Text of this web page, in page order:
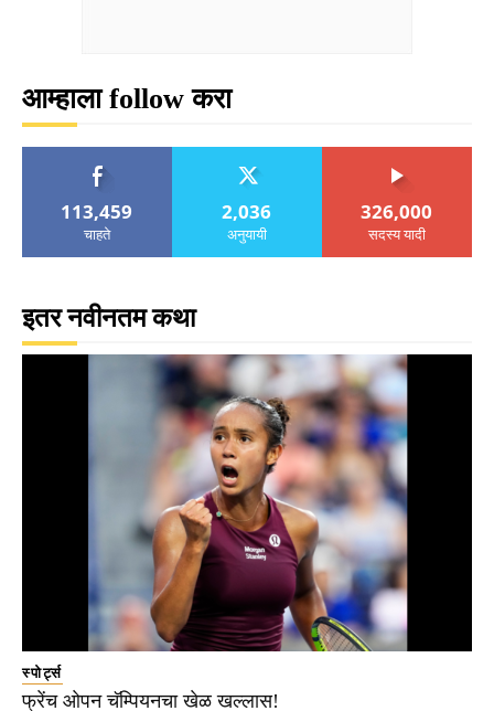
आम्हाला follow करा
113,459
चाहते
2,036
अनुयायी
326,000
सदस्य यादी
इतर नवीनतम कथा
स्पोर्ट्स
फ्रेंच ओपन चॅम्पियनचा खेळ खल्लास!